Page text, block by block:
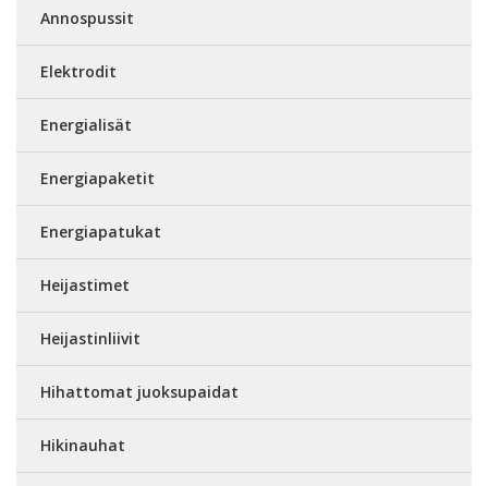
Annospussit
Elektrodit
Energialisät
Energiapaketit
Energiapatukat
Heijastimet
Heijastinliivit
Hihattomat juoksupaidat
Hikinauhat